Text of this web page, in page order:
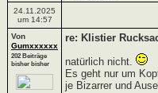
24.11.2025
um 14:57
Von
Gumxxxxxx
202 Beiträge
bisher bisher
re: Klistier
natürlich nicht.
Es geht nur um
je Bizarrer und